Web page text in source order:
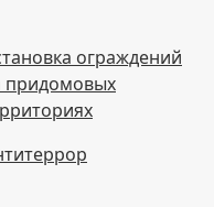
ограждений
придомовых